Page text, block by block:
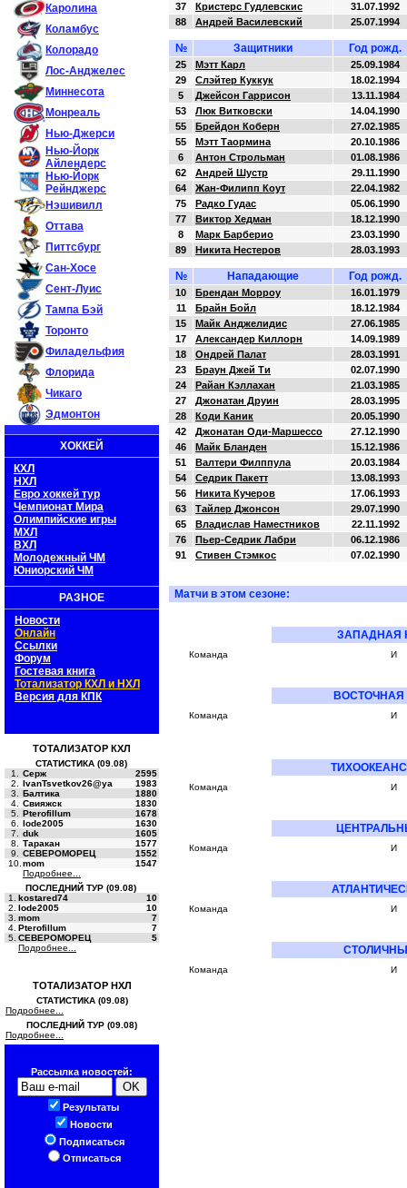
Каролина
Коламбус
Колорадо
Лос-Анджелес
Миннесота
Монреаль
Нью-Джерси
Нью-Йорк
Айлендерс
Нью-Йорк
Рейнджерс
Нэшивилл
Оттава
Питтсбург
Сан-Хосе
Сент-Луис
Тампа Бэй
Торонто
Филадельфия
Флорида
Чикаго
Эдмонтон
ХОККЕЙ
КХЛ
НХЛ
Евро хоккей тур
Чемпионат Мира
Олимпийские игры
МХЛ
ВХЛ
Молодежный ЧМ
Юниорский ЧМ
РАЗНОЕ
Новости
Онлайн
Ссылки
Форум
Гостевая книга
Тотализатор КХЛ и НХЛ
Версия для КПК
ТОТАЛИЗАТОР КХЛ
СТАТИСТИКА (09.08)
1.
Серж
2595
2.
IvanTsvetkov26@ya
1983
3.
Балтика
1880
4.
Свияжск
1830
5.
Pterofillum
1678
6.
lode2005
1630
7.
duk
1605
8.
Таракан
1577
9.
СЕВЕРОМОРЕЦ
1552
10. mom
1547
Подробнее...
ПОСЛЕДНИЙ ТУР (09.08)
1.
kostared74
10
2. lode2005
10
3. mom
7
4. Pterofillum
7
5. СЕВЕРОМОРЕЦ
5
Подробнее...
ТОТАЛИЗАТОР НХЛ
СТАТИСТИКА (09.08)
Подробнее...
ПОСЛЕДНИЙ ТУР (09.08)
Подробнее...
Рассылка новостей:
Результаты
Новости
Подписаться
Отписаться
37
Кристерс Гудлевскис
31.07.1992
88
Андрей Василевский 25.07.1994
№ Защитники Год рожд.
25 Мэтт Карл
25.09.1984
29
Слэйтер Куккук
18.02.1994
5
Джейсон Гаррисон
13.11.1984
53
Люк Витковски
14.04.1990
55
Брейдон Коберн
27.02.1985
55
Мэтт Таормина
20.10.1986
6
Антон Строльман
01.08.1986
62
Андрей Шустр
29.11.1990
64
Жан-Филипп Коут
22.04.1982
75
Радко Гудас
05.06.1990
77
Виктор Хедман
18.12.1990
8
Марк Барберио
23.03.1990
89
Никита Нестеров 28.03.1993
№ Нападающие Год рожд.
10 Брендан Морроу
16.01.1979
11
Брайн Бойл
18.12.1984
15
Майк Анджелидис
27.06.1985
17
Александер Киллорн
14.09.1989
18
Ондрей Палат
28.03.1991
23
Браун Джей Ти
02.07.1990
24
Райан Кэллахан
21.03.1985
27
Джонатан Друин
28.03.1995
28
Коди Каник
20.05.1990
42
Джонатан Оди-Маршессо
27.12.1990
46
Майк Бланден
15.12.1986
51
Валтери Филппула
20.03.1984
54
Седрик Пакетт
13.08.1993
56
Никита Кучеров
17.06.1993
63
Тайлер Джонсон
29.07.1990
65
Владислав Наместников
22.11.1992
76
Пьер-Седрик Лабри
06.12.1986
91
Стивен Стэмкос 07.02.1990
Матчи в этом сезоне:
ЗАПАДНАЯ
Команда И
Команда И
Команда И
Команда И
Команда И
Команда И